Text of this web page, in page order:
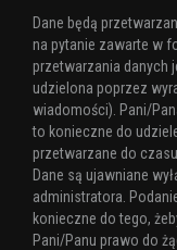
Dane będą
na pytanie zawarte w
przetwarzania danych
udzielona poprzez
wiadomości). Pani/
to konieczne do
przetwarzane do
Dane są ujawniane
administratora.
konieczne do tego,
Pani/Panu prawo do